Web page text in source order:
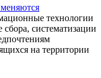
технологии
систематизации
на территории